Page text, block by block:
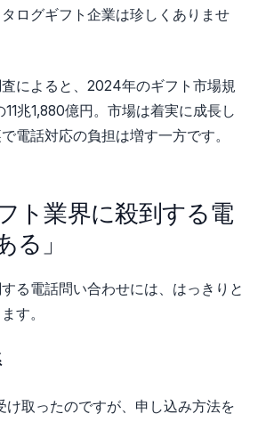
ログギフト企業は珍しくありませ
によると、2024年のギフト市場規
兆1,880億円。市場は着実に成長し
電話対応の負担は増す一方です。
ト業界に殺到する電
る」
る電話問い合わせには、はっきりと
す。
け取ったのですが、申し込み方法を